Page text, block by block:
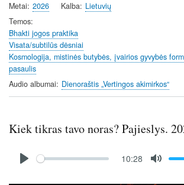
Metai 2026 Kalba Lietuvių
Temos
Bhakti jogos praktika
Visata/subtilūs dėsniai
Kosmologija, mistinės butybės, įvairios gyvybės
pasaulis
Audio albumai
Dienoraštis „Vertingos akimirkos“
Kiek tikras tavo noras? Pajieslys.
10:28